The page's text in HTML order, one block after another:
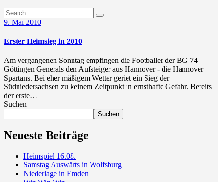
9. Mai 2010
Erster Heimsieg in 2010
Am vergangenen Sonntag empfingen die Footballer der BG 74
Göttingen Generals den Aufsteiger aus Hannover - die Hannover
Spartans. Bei eher mäßigem Wetter geriet ein Sieg der
Südniedersachsen zu keinem Zeitpunkt in ernsthafte Gefahr. Bereits
der erste…
Suchen
Suchen
Neueste Beiträge
Heimspiel 16.08.
Samstag Auswärts in Wolfsburg
Niederlage in Emden